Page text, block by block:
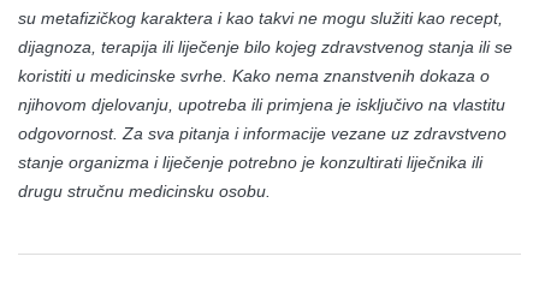
su metafizičkog karaktera i kao takvi ne mogu služiti kao recept,
dijagnoza, terapija ili liječenje bilo kojeg zdravstvenog stanja ili se
koristiti u medicinske svrhe. Kako nema znanstvenih dokaza o
njihovom djelovanju, upotreba ili primjena je isključivo na vlastitu
odgovornost. Za sva pitanja i informacije vezane uz zdravstveno
stanje organizma i liječenje potrebno je konzultirati liječnika ili
drugu stručnu medicinsku osobu.